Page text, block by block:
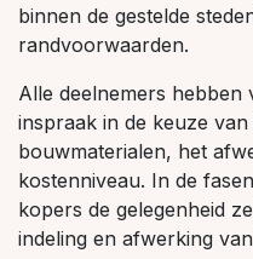
binnen de gestelde
randvoorwaarden.
Alle deelnemers
inspraak in de keuze
bouwmaterialen, het
kostenniveau. In de
kopers de gelegenheid
indeling en afwerking